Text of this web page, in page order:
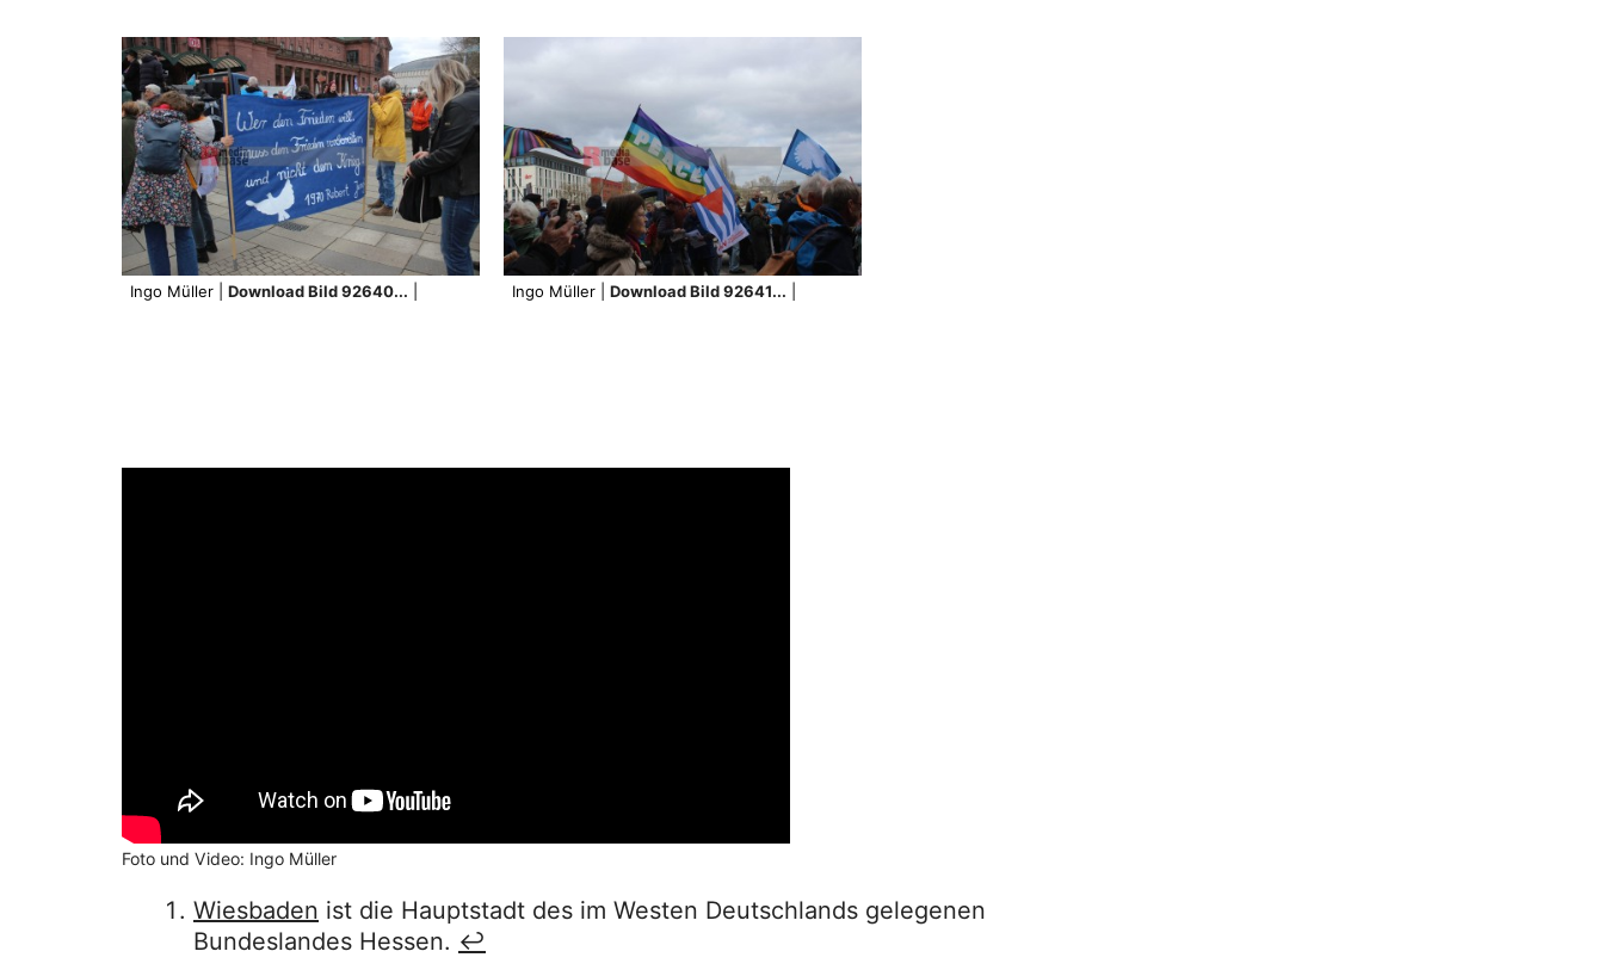
Ingo Müller | Download Bild 92640... Ingo Müller | Download Bild 92641...
Foto und Video: Ingo Müller
Wiesbaden ist die Hauptstadt des im Westen Deutschlands gelegenen
Bundeslandes Hessen. ↩︎